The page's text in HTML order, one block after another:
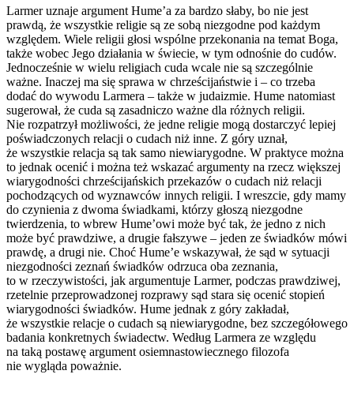
Larmer uznaje argument Hume’a za bardzo słaby, bo nie jest
prawdą, że wszystkie religie są ze sobą niezgodne pod każdym
względem. Wiele religii głosi wspólne przekonania na temat Boga,
także wobec Jego działania w świecie, w tym odnośnie do cudów.
Jednocześnie w wielu religiach cuda wcale nie są szczególnie
ważne. Inaczej ma się sprawa w chrześcijaństwie i – co trzeba
dodać do wywodu Larmera – także w judaizmie. Hume natomiast
sugerował, że cuda są zasadniczo ważne dla różnych religii.
Nie rozpatrzył możliwości, że jedne religie mogą dostarczyć lepiej
poświadczonych relacji o cudach niż inne. Z góry uznał,
że wszystkie relacja są tak samo niewiarygodne. W praktyce można
to jednak ocenić i można też wskazać argumenty na rzecz większej
wiarygodności chrześcijańskich przekazów o cudach niż relacji
pochodzących od wyznawców innych religii. I wreszcie, gdy mamy
do czynienia z dwoma świadkami, którzy głoszą niezgodne
twierdzenia, to wbrew Hume’owi może być tak, że jedno z nich
może być prawdziwe, a drugie fałszywe – jeden ze świadków mówi
prawdę, a drugi nie. Choć Hume’e wskazywał, że sąd w sytuacji
niezgodności zeznań świadków odrzuca oba zeznania,
to w rzeczywistości, jak argumentuje Larmer, podczas prawdziwej,
rzetelnie przeprowadzonej rozprawy sąd stara się ocenić stopień
wiarygodności świadków. Hume jednak z góry zakładał,
że wszystkie relacje o cudach są niewiarygodne, bez szczegółowego
badania konkretnych świadectw. Według Larmera ze względu
na taką postawę argument osiemnastowiecznego filozofa
nie wygląda poważnie.